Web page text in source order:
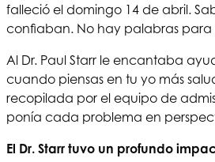
falleció el domingo 14 de abril.
confiaban. No hay palabras para
Al Dr. Paul Starr le encantaba
cuando piensas en tu yo más
recopilada por el equipo de
ponía cada problema en
El Dr. Starr tuvo un profundo